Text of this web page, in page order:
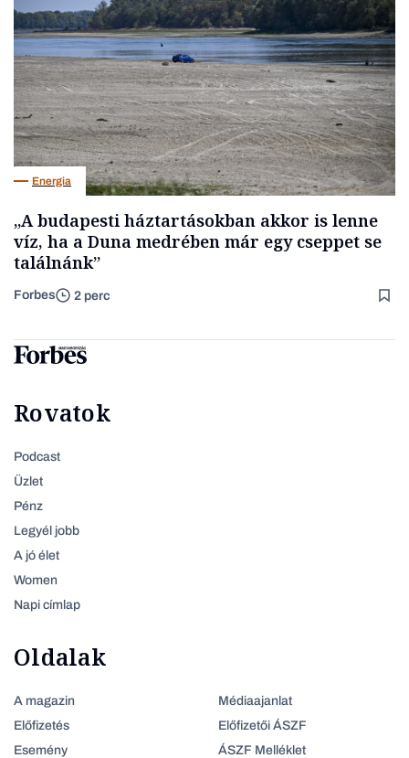
Energia
„A budapesti háztartásokban akkor is lenne
víz, ha a Duna medrében már egy cseppet se
találnánk”
Forbes 2 perc
Rovatok
Podcast
Üzlet
Pénz
Legyél jobb
A jó élet
Women
Napi címlap
Oldalak
A magazin
Előfizetés
Esemény
Médiaajanlat
Előfizetői ÁSZF
ÁSZF Melléklet